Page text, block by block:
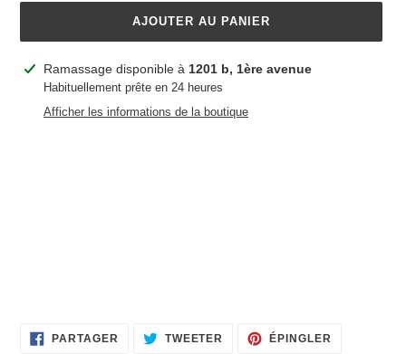
AJOUTER AU PANIER
Ajout
produit
Ramassage disponible à 1201 b, 1ère avenue
Habituellement prête en 24 heures
Afficher les informations de la boutique
PARTAGER PARTAGER
SUR
TWEETER TWEETER
SUR
ÉPINGLER